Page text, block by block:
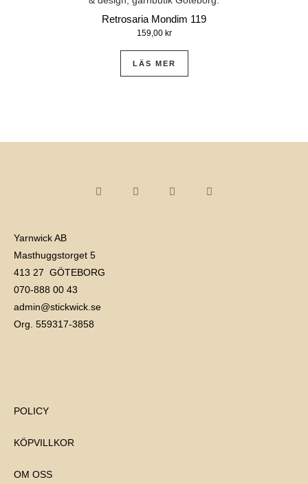
Retrosaria Mondim 119
159,00 kr
LÄS MER
Yarnwick AB
Masthuggstorget 5
413 27 GÖTEBORG
070-888 00 43
admin@stickwick.se
Org. 559317-3858
POLICY
KÖPVILLKOR
OM OSS